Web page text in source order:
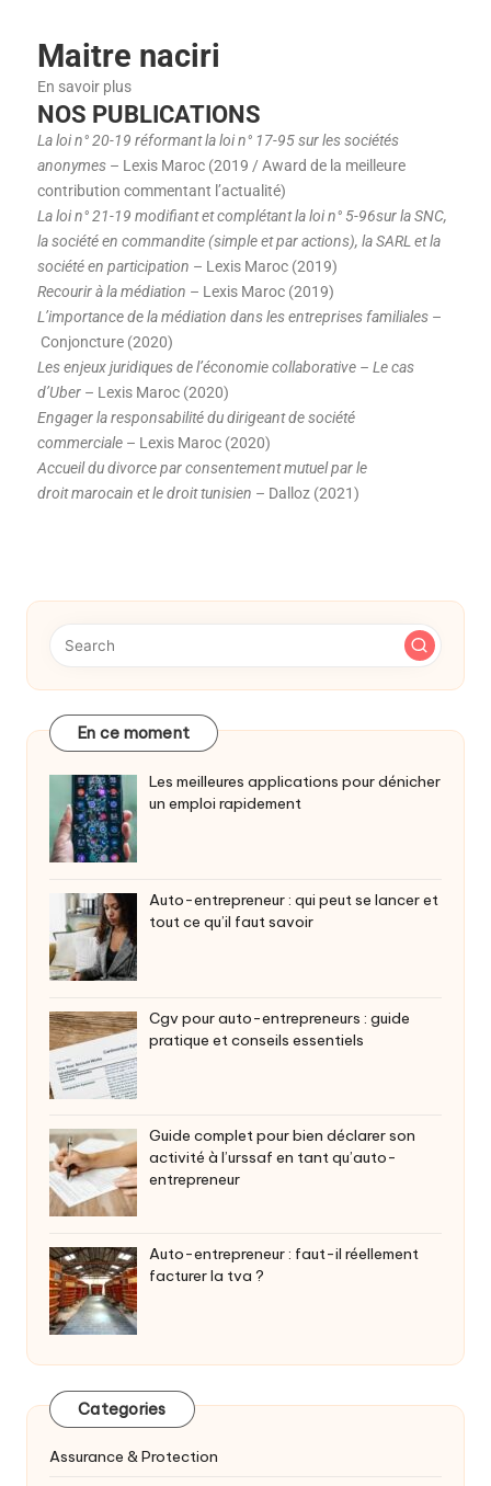
Maitre naciri
En savoir plus
NOS PUBLICATIONS
La loi n° 20-19 réformant la loi n° 17-95 sur les sociétés
anonymes – Lexis Maroc (2019 / Award de la meilleure
contribution commentant l’actualité)
La loi n° 21-19 modifiant et complétant la loi n° 5-96sur la SNC,
la société en commandite (simple et par actions), la SARL et la
société en participation – Lexis Maroc (2019)
Recourir à la médiation – Lexis Maroc (2019)
L’importance de la médiation dans les entreprises familiales –
Conjoncture (2020)
Les enjeux juridiques de l’économie collaborative – Le cas
d’Uber – Lexis Maroc (2020)
Engager la responsabilité du dirigeant de société
commerciale – Lexis Maroc (2020)
Accueil du divorce par consentement mutuel par le
droit marocain et le droit tunisien – Dalloz (2021)
En ce moment
Les meilleures applications pour dénicher
un emploi rapidement
Auto-entrepreneur : qui peut se lancer et
tout ce qu’il faut savoir
Cgv pour auto-entrepreneurs : guide
pratique et conseils essentiels
Guide complet pour bien déclarer son
activité à l’urssaf en tant qu’auto-
entrepreneur
Auto-entrepreneur : faut-il réellement
facturer la tva ?
Categories
Assurance & Protection